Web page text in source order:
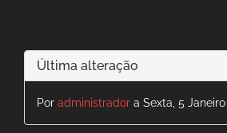
Última alteração
Por administrador a Sexta, 5